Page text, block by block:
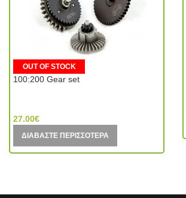
OUT OF STOCK
100:200 Gear set
27.00€
ΔΙΑΒΆΣΤΕ ΠΕΡΙΣΣΌΤΕΡΑ